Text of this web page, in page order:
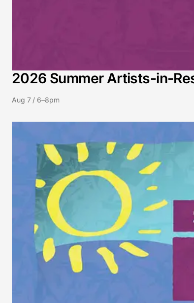
2026 Summer Artists-in-
Aug 7 / 6–8pm